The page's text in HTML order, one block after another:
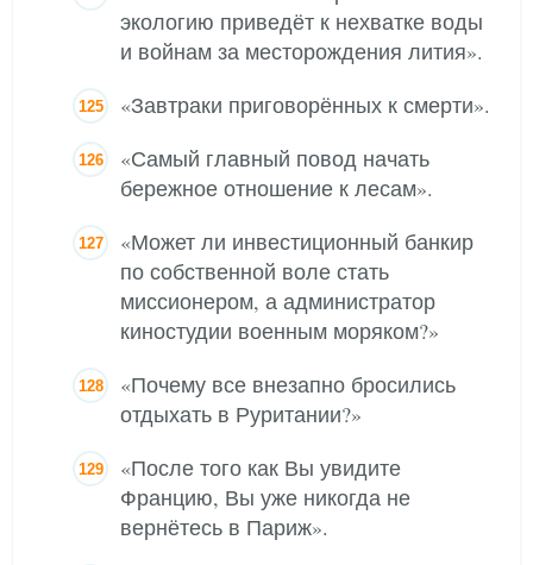
экологию приведёт к нехватке воды
и войнам за месторождения лития».
«Завтраки приговорённых к смерти».
«Самый главный повод начать
бережное отношение к лесам».
«Может ли инвестиционный банкир
по собственной воле стать
миссионером, а администратор
киностудии военным моряком?»
«Почему все внезапно бросились
отдыхать в Руритании?»
«После того как Вы увидите
Францию, Вы уже никогда не
вернётесь в Париж».